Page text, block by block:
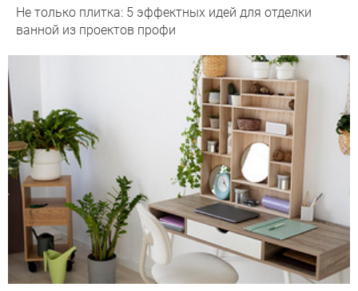
Не только плитка: 5 эффектных идей для отделки
ванной из проектов профи